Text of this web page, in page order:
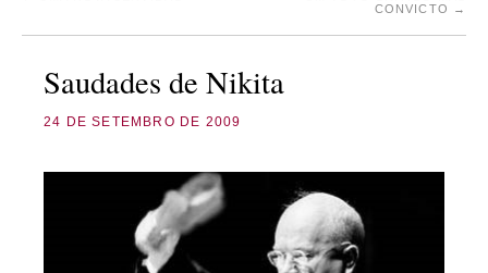
CONVICTO
→
Saudades de Nikita
24 DE SETEMBRO DE 2009